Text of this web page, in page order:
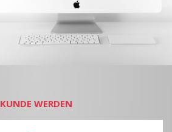
KUNDE WERDEN